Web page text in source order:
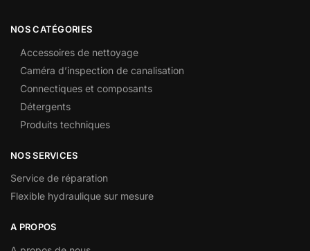
NOS CATÉGORIES
Accessoires de nettoyage
Caméra d’inspection de canalisation
Connectiques et composants
Détergents
Produits techniques
NOS SERVICES
Service de réparation
Flexible hydraulique sur mesure
A PROPOS